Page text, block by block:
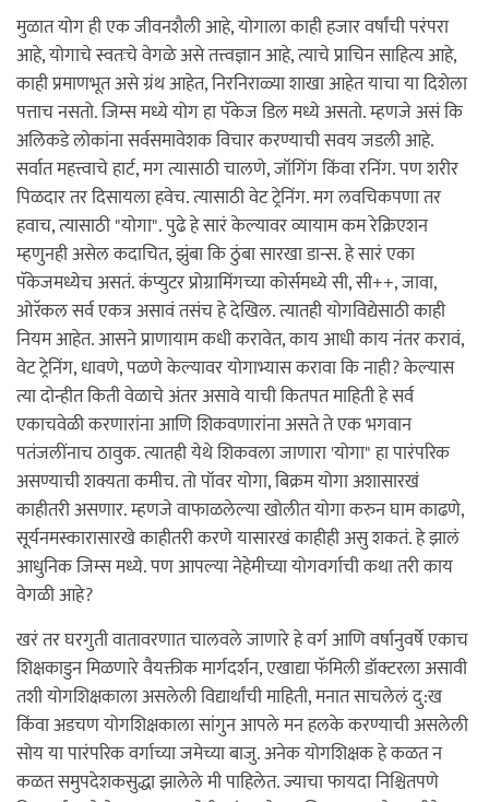
मुळात योग ही एक जीवनशैली आहे, योगाला काही हजार वर्षांची परंपरा
आहे, योगाचे स्वतःचे वेगळे असे तत्त्वज्ञान आहे, त्याचे प्राचिन साहित्य आहे,
काही प्रमाणभूत असे ग्रंथ आहेत, निरनिराळ्या शाखा आहेत याचा या दिशेला
पत्ताच नसतो. जिम्स मध्ये योग हा पॅकेज डिल मध्ये असतो. म्हणजे असं कि
अलिकडे लोकांना सर्वसमावेशक विचार करण्याची सवय जडली आहे.
सर्वात महत्त्वाचे हार्ट, मग त्यासाठी चालणे, जॉगिंग किंवा रनिंग. पण शरीर
पिळदार तर दिसायला हवेच. त्यासाठी वेट ट्रेनिंग. मग लवचिकपणा तर
हवाच, त्यासाठी "योगा". पुढे हे सारं केल्यावर व्यायाम कम रेक्रिएशन
म्हणुनही असेल कदाचित, झुंबा कि ठुंबा सारखा डान्स. हे सारं एका
पॅकेजमध्येच असतं. कंप्युटर प्रोग्रामिंगच्या कोर्समध्ये सी, सी++, जावा,
ओरॅकल सर्व एकत्र असावं तसंच हे देखिल. त्यातही योगविद्येसाठी काही
नियम आहेत. आसने प्राणायाम कधी करावेत, काय आधी काय नंतर करावं,
वेट ट्रेनिंग, धावणे, पळणे केल्यावर योगाभ्यास करावा कि नाही? केल्यास
त्या दोन्हीत किती वेळाचे अंतर असावे याची कितपत माहिती हे सर्व
एकाचवेळी करणारांना आणि शिकवणारांना असते ते एक भगवान
पतंजलींनाच ठावुक. त्यातही येथे शिकवला जाणारा 'योगा" हा पारंपरिक
असण्याची शक्यता कमीच. तो पॉवर योगा, बिक्रम योगा अशासारखं
काहीतरी असणार. म्हणजे वाफाळलेल्या खोलीत योगा करुन घाम काढणे,
सूर्यनमस्कारासारखे काहीतरी करणे यासारखं काहीही असु शकतं. हे झालं
आधुनिक जिम्स मध्ये. पण आपल्या नेहेमीच्या योगवर्गाची कथा तरी काय
वेगळी आहे?
खरं तर घरगुती वातावरणात चालवले जाणारे हे वर्ग आणि वर्षानुवर्षे एकाच
शिक्षकाडुन मिळणारे वैयक्तीक मार्गदर्शन, एखाद्या फॅमिली डॉक्टरला असावी
तशी योगशिक्षकाला असलेली विद्यार्थांची माहिती, मनात साचलेलं दु:ख
किंवा अडचण योगशिक्षकाला सांगुन आपले मन हलके करण्याची असलेली
सोय या पारंपरिक वर्गाच्या जमेच्या बाजु. अनेक योगशिक्षक हे कळत न
कळत समुपदेशकसुद्धा झालेले मी पाहिलेत. ज्याचा फायदा निश्चितपणे